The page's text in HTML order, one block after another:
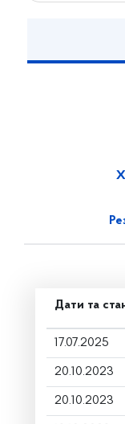
Дати та
17.07.2025
20.10.2023
20.10.2023